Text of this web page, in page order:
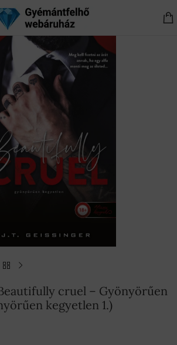
cruel – Gyönyörűen
kegyetlen 1.)